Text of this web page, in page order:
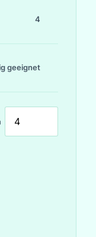
4
geeignet